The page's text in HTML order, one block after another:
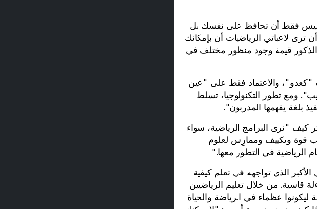
"ليس فقط أن تحافظ على نفسك بل
لاعباتي الرياضيات أن بإمكانك
قيمة وجود منظور مختلف في
"كعدو"، والاعتماد فقط على "عين
ومع تطور التكنولوجيا، تسلط
بلغة يفهمها المدربون".
كيف "نرى البرامج الرياضية، سواء
قوة وتكييف وممارِس لعلوم
الرياضية في التطور معها."
الذي تواجهه في تعلم كيفية
قاسية. من خلال تعليم الرياضيين
ليكونوا عظماء في الرياضة والحياة